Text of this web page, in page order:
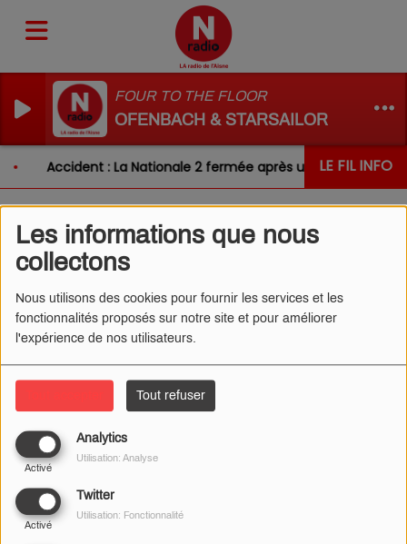
Les informations que nous
collectons
Nous utilisons des cookies pour fournir les services et les
fonctionnalités proposés sur notre site et pour améliorer
l'expérience de nos utilisateurs.
Tout refuser
Analytics
Activé
Utilisation: Analyse
Twitter
Activé
Utilisation: Fonctionnalité
FOUR TO THE FLOOR
OFENBACH & STARSAILOR
LE FIL INFO
Accident : La Nationale 2 fermée après un choc entre
L'ŒIL DE CÉDRIC 06/11/2024